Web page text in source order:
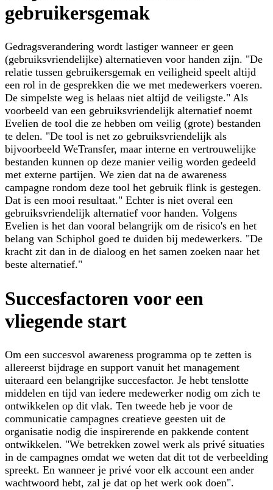
gebruikersgemak
Gedragsverandering wordt lastiger wanneer er geen
(gebruiksvriendelijke) alternatieven voor handen zijn. "De
relatie tussen gebruikersgemak en veiligheid speelt altijd
een rol in de gesprekken die we met medewerkers voeren.
De simpelste weg is helaas niet altijd de veiligste." Als
voorbeeld van een gebruiksvriendelijk alternatief noemt
Evelien de tool die ze hebben om veilig (grote) bestanden
te delen. "De tool is net zo gebruiksvriendelijk als
bijvoorbeeld WeTransfer, maar interne en vertrouwelijke
bestanden kunnen op deze manier veilig worden gedeeld
met externe partijen. We zien dat na de awareness
campagne rondom deze tool het gebruik flink is gestegen.
Dat is een mooi resultaat." Echter is niet overal een
gebruiksvriendelijk alternatief voor handen. Volgens
Evelien is het dan vooral belangrijk om de risico's en het
belang van Schiphol goed te duiden bij medewerkers. "De
kracht zit dan in de dialoog en het samen zoeken naar het
beste alternatief."
Succesfactoren voor een
vliegende start
Om een succesvol awareness programma op te zetten is
allereerst bijdrage en support vanuit het management
uiteraard een belangrijke succesfactor. Je hebt tenslotte
middelen en tijd van iedere medewerker nodig om zich te
ontwikkelen op dit vlak. Ten tweede heb je voor de
communicatie campagnes creatieve geesten uit de
organisatie nodig die inspirerende en pakkende content
ontwikkelen. "We betrekken zowel werk als privé situaties
in de campagnes omdat we weten dat dit tot de verbeelding
spreekt. En wanneer je privé voor elk account een ander
wachtwoord hebt, zal je dat op het werk ook doen".